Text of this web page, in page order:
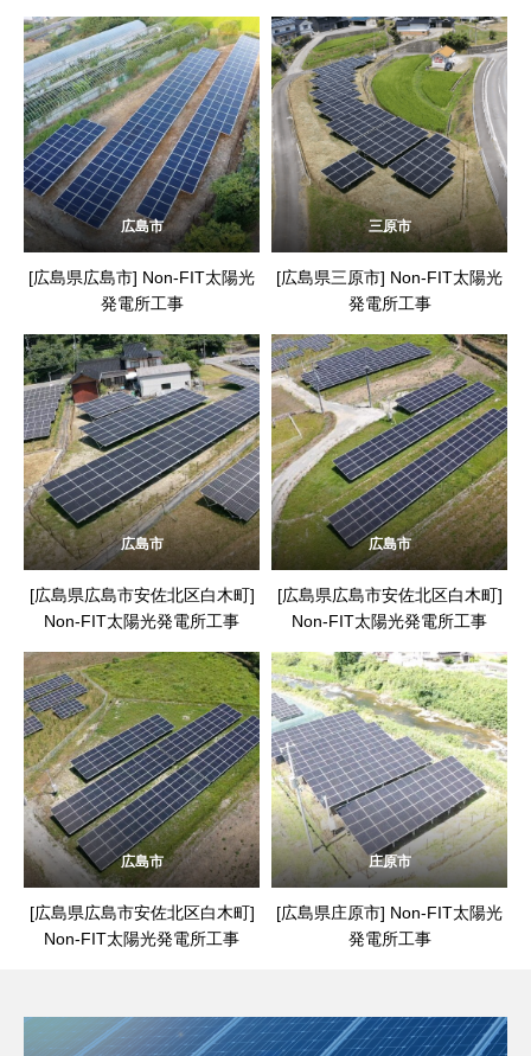
広島市
[広島県広島市] Non-FIT太陽光
発電所工事
三原市
[広島県三原市] Non-FIT太陽光
発電所工事
広島市
[広島県広島市安佐北区白木町]
Non-FIT太陽光発電所工事
広島市
[広島県広島市安佐北区白木町]
Non-FIT太陽光発電所工事
広島市
[広島県広島市安佐北区白木町]
Non-FIT太陽光発電所工事
庄原市
[広島県庄原市] Non-FIT太陽光
発電所工事